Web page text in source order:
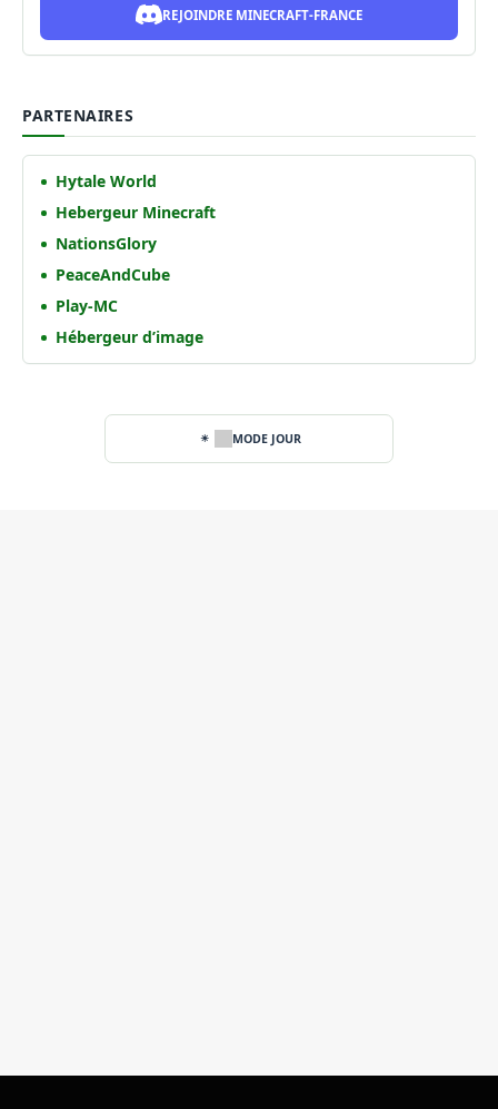
REJOINDRE MINECRAFT-FRANCE
PARTENAIRES
Hytale World
Hebergeur Minecraft
NationsGlory
PeaceAndCube
Play-MC
Hébergeur d’image
MODE JOUR